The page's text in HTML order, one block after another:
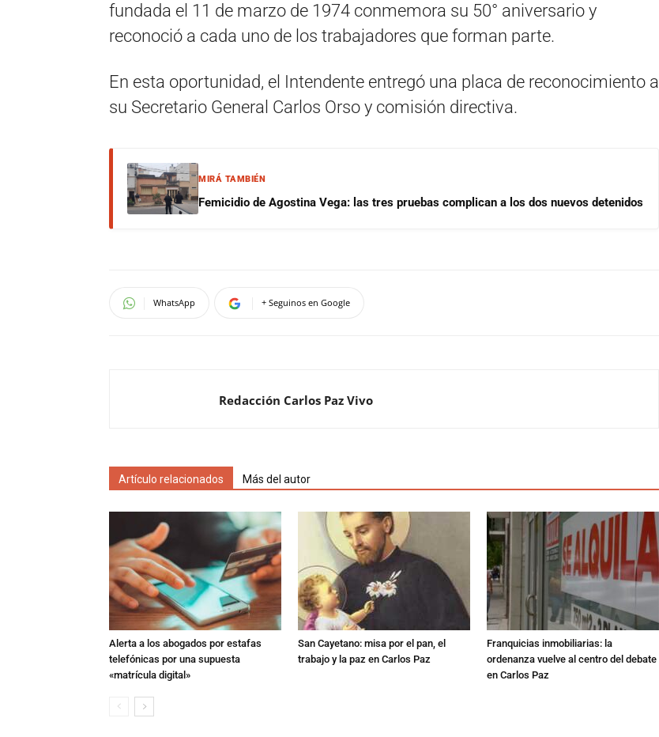
fundada el 11 de marzo de 1974 conmemora su 50° aniversario y
reconoció a cada uno de los trabajadores que forman parte.
En esta oportunidad, el Intendente entregó una placa de reconocimiento a
su Secretario General Carlos Orso y comisión directiva.
MIRÁ TAMBIÉN
Femicidio de Agostina Vega: las tres pruebas complican a los dos nuevos detenidos
WhatsApp + Seguinos en Google
Redacción Carlos Paz Vivo
Artículo relacionados Más del autor
Alerta a los abogados por estafas
telefónicas por una supuesta
«matrícula digital»
San Cayetano: misa por el pan, el
trabajo y la paz en Carlos Paz
Franquicias inmobiliarias: la
ordenanza vuelve al centro del debate
en Carlos Paz